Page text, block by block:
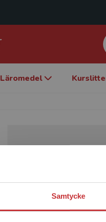
Samtycke
Läromedel